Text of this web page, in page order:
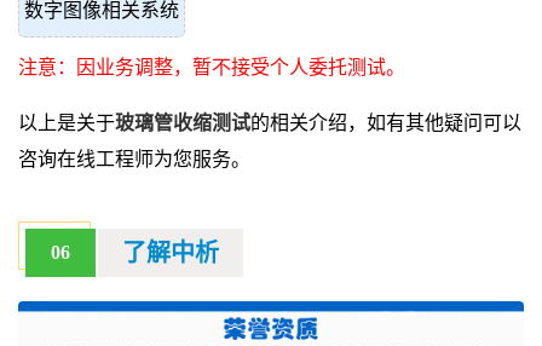
数字图像相关系统
注意：因业务调整，暂不接受个人委托测试。
以上是关于玻璃管收缩测试的相关介绍，如有其他疑问可以
咨询在线工程师为您服务。
06 了解中析